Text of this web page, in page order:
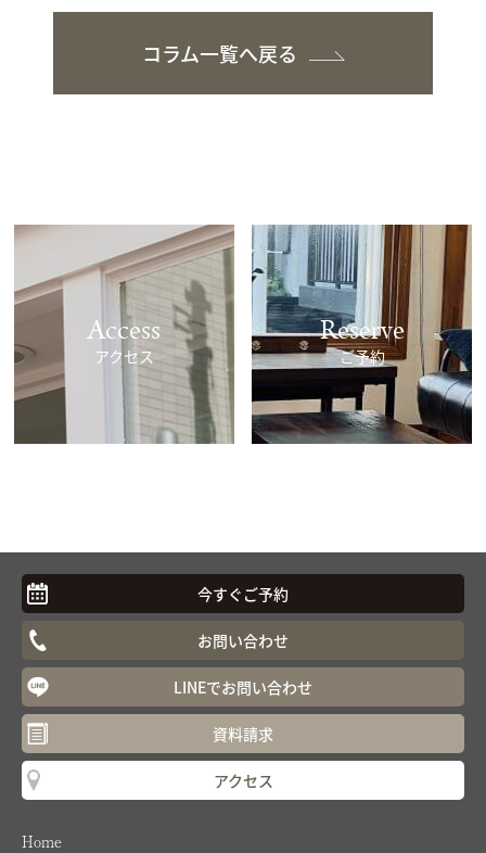
コラム一覧へ戻る
Access
アクセス
Reserve
ご予約
今すぐご予約
お問い合わせ
LINEでお問い合わせ
資料請求
アクセス
Home